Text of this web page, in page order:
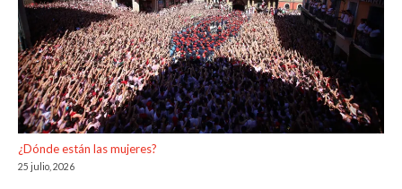
¿Dónde están las mujeres?
25 julio, 2026